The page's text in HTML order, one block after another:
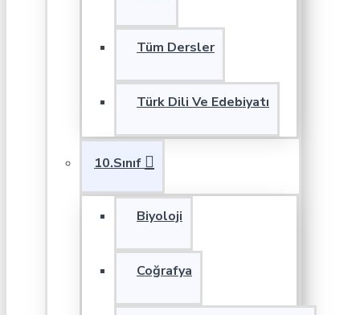
Tüm Dersler
Türk Dili Ve Edebiyatı
10.Sınıf
Biyoloji
Coğrafya